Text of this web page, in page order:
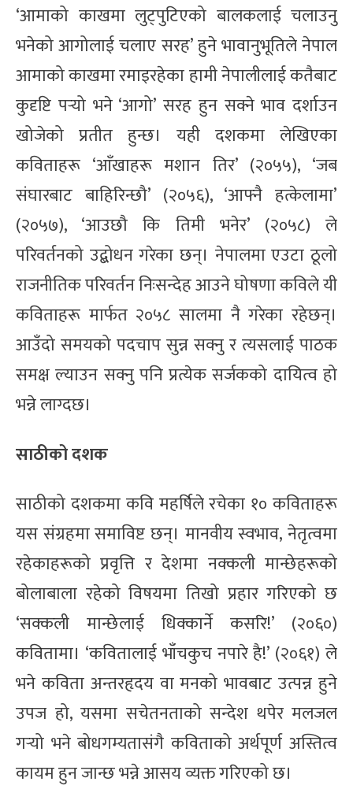
‘आमाको काखमा लुट्पुटिएको बालकलाई चलाउनु
भनेको आगोलाई चलाए सरह’ हुने भावानुभूतिले नेपाल
आमाको काखमा रमाइरहेका हामी नेपालीलाई कतैबाट
कुदृष्टि पर्‍यो भने ‘आगो’ सरह हुन सक्ने भाव दर्शाउन
खोजेको प्रतीत हुन्छ। यही दशकमा लेखिएका
कविताहरू ‘आँखाहरू मशान तिर’ (२०५५), ‘जब
संघारबाट बाहिरिन्छौ’ (२०५६), ‘आफ्नै हत्केलामा’
(२०५७), ‘आउछौ कि तिमी भनेर’ (२०५८) ले
परिवर्तनको उद्बोधन गरेका छन्। नेपालमा एउटा ठूलो
राजनीतिक परिवर्तन निःसन्देह आउने घोषणा कविले यी
कविताहरू मार्फत २०५८ सालमा नै गरेका रहेछन्।
आउँदो समयको पदचाप सुन्न सक्नु र त्यसलाई पाठक
समक्ष ल्याउन सक्नु पनि प्रत्येक सर्जकको दायित्व हो
भन्ने लाग्दछ।
साठीको दशक
साठीको दशकमा कवि महर्षिले रचेका १० कविताहरू
यस संग्रहमा समाविष्ट छन्। मानवीय स्वभाव, नेतृत्वमा
रहेकाहरूको प्रवृत्ति र देशमा नक्कली मान्छेहरूको
बोलाबाला रहेको विषयमा तिखो प्रहार गरिएको छ
‘सक्कली मान्छेलाई धिक्कार्ने कसरि!’ (२०६०)
कवितामा। ‘कवितालाई भाँचकुच नपारे है!’ (२०६१) ले
भने कविता अन्तरहृदय वा मनको भावबाट उत्पन्न हुने
उपज हो, यसमा सचेतनताको सन्देश थपेर मलजल
गर्‍यो भने बोधगम्यतासंगै कविताको अर्थपूर्ण अस्तित्व
कायम हुन जान्छ भन्ने आसय व्यक्त गरिएको छ।